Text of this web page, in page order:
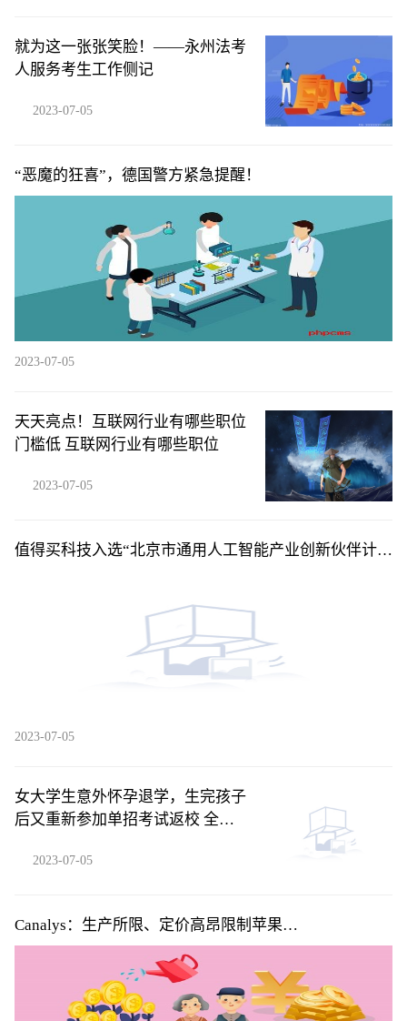
就为这一张张笑脸！——永州法考
人服务考生工作侧记
2023-07-05
“恶魔的狂喜”，德国警方紧急提醒！
2023-07-05
天天亮点！互联网行业有哪些职位
门槛低 互联网行业有哪些职位
2023-07-05
值得买科技入选“北京市通用人工智能产业创新伙伴计
2023-07-05
女大学生意外怀孕退学，生完孩子
后又重新参加单招考试返校 全球
2023-07-05
Canalys：生产所限、定价高昂限制苹果
(AAPL.US)Vision Pro系列首年销量 但5年内将积累用户